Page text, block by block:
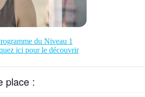
du Niveau 1
ici pour le découvrir
place :